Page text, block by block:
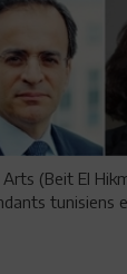
(Beit El
tunisiens